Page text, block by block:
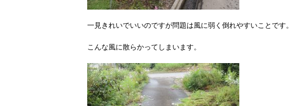
一見きれいでいいのですが問題は風に弱く倒れやすいことです。
こんな風に散らかってしまいます。